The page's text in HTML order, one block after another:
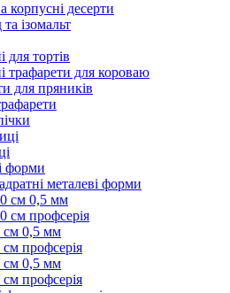
корпусні десерти
ізомальт
для тортів
трафарети для короваю
для пряників
форми
металеві форми
см 0,5 мм
см профсерія
0,5 мм
профсерія
0,5 мм
профсерія